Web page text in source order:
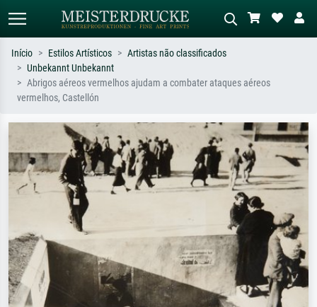
Pesquisa padrão Pesquisa de imagens IA
Pesquise por artista, título ou estilo –
impressionismo, onda de Hokusai, nu.
a óleo escura, nu em pé ao lado de
uma árvore.
Início Estilos Artísticos
Artistas não classificados
Unbekannt Unbekannt
Abrigos aéreos vermelhos ajudam a combater ataques aéreos
vermelhos, Castellón